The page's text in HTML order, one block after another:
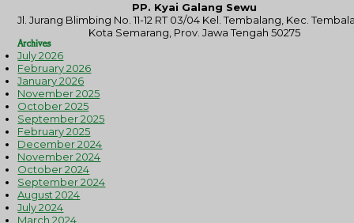
PP. Kyai Galang Sewu
Jl. Jurang Blimbing No. 11-12 RT 03/04 Kel. Tembalang, Kec.
Kota Semarang, Prov. Jawa Tengah 50275
Archives
July 2026
February 2026
January 2026
November 2025
October 2025
September 2025
February 2025
December 2024
November 2024
October 2024
September 2024
August 2024
July 2024
March 2024